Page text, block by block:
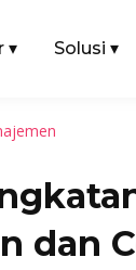
▾ Solusi ▾
dan